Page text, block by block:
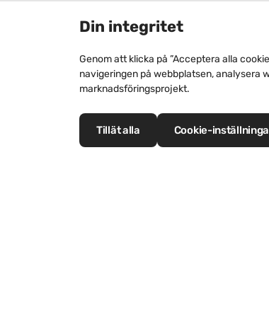
Din integritet
Genom att klicka på ”Acceptera alla
navigeringen på webbplatsen, analysera
marknadsföringsprojekt.
Tillät alla Cookie-